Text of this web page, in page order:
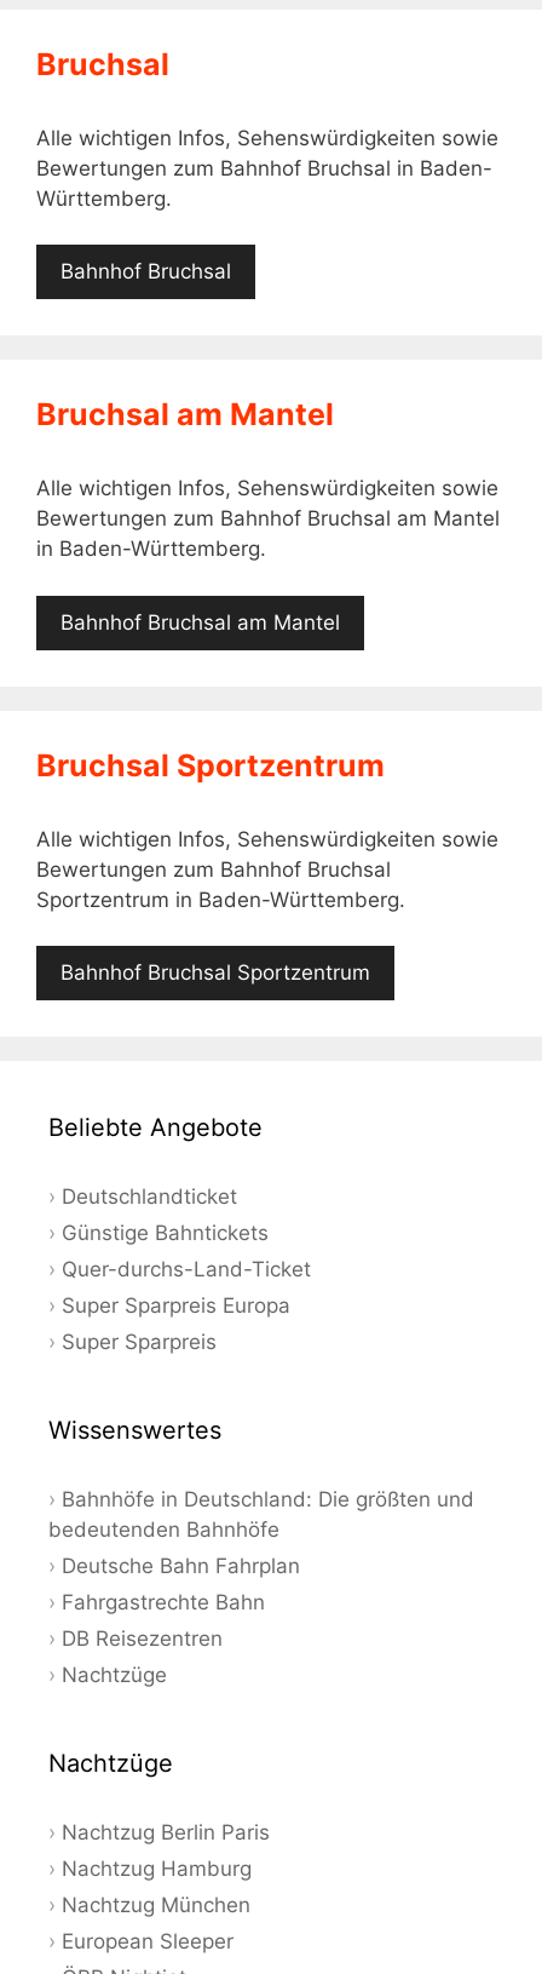
Bruchsal
Alle wichtigen Infos, Sehenswürdigkeiten sowie
Bewertungen zum Bahnhof Bruchsal in Baden-
Württemberg.
Bahnhof Bruchsal
Bruchsal am Mantel
Alle wichtigen Infos, Sehenswürdigkeiten sowie
Bewertungen zum Bahnhof Bruchsal am Mantel
in Baden-Württemberg.
Bahnhof Bruchsal am Mantel
Bruchsal Sportzentrum
Alle wichtigen Infos, Sehenswürdigkeiten sowie
Bewertungen zum Bahnhof Bruchsal
Sportzentrum in Baden-Württemberg.
Bahnhof Bruchsal Sportzentrum
Beliebte Angebote
Deutschlandticket
Günstige Bahntickets
Quer-durchs-Land-Ticket
Super Sparpreis Europa
Super Sparpreis
Wissenswertes
Bahnhöfe in Deutschland: Die größten und
bedeutenden Bahnhöfe
Deutsche Bahn Fahrplan
Fahrgastrechte Bahn
DB Reisezentren
Nachtzüge
Nachtzüge
Nachtzug Berlin Paris
Nachtzug Hamburg
Nachtzug München
European Sleeper